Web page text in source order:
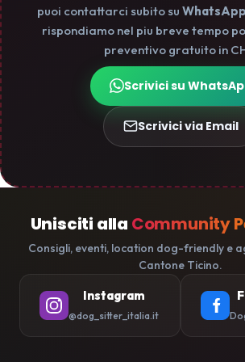
puoi contattarci subito su WhatsApp
rispondiamo nel piu breve tempo
preventivo gratuito in
Scrivici su
Scrivici via Email
Unisciti alla Community
Consigli, eventi, location dog-friendly e
Cantone Ticino.
Instagram
@dog_sitter_italia.it